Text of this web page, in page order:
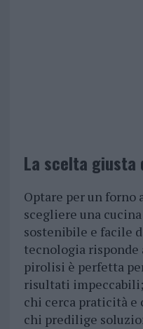
La scelta giusta
Optare per un
scegliere una
sostenibile e facile
tecnologia risponde
pirolisi è perfetta
risultati
chi cerca praticità
chi predilige